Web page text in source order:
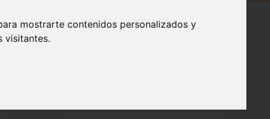
mostrarte contenidos personalizados y
visitantes.